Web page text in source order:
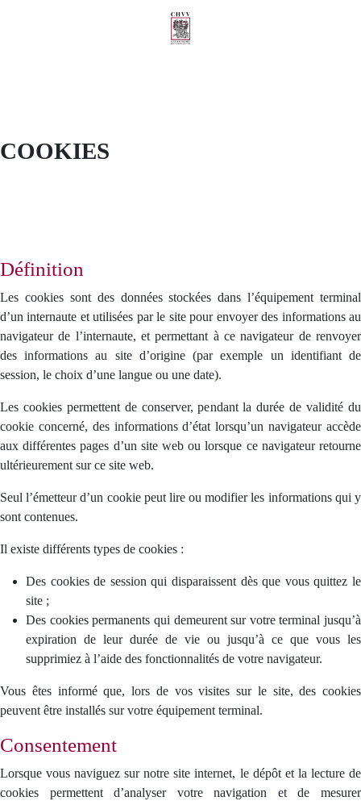
COOKIES
Définition
Les cookies sont des données stockées dans l’équipement terminal
d’un internaute et utilisées par le site pour envoyer des informations au
navigateur de l’internaute, et permettant à ce navigateur de renvoyer
des informations au site d’origine (par exemple un identifiant de
session, le choix d’une langue ou une date).
Les cookies permettent de conserver, pendant la durée de validité du
cookie concerné, des informations d’état lorsqu’un navigateur accède
aux différentes pages d’un site web ou lorsque ce navigateur retourne
ultérieurement sur ce site web.
Seul l’émetteur d’un cookie peut lire ou modifier les informations qui y
sont contenues.
Il existe différents types de cookies :
Des cookies de session qui disparaissent dès que vous quittez le
site ;
Des cookies permanents qui demeurent sur votre terminal jusqu’à
expiration de leur durée de vie ou jusqu’à ce que vous les
supprimiez à l’aide des fonctionnalités de votre navigateur.
Vous êtes informé que, lors de vos visites sur le site, des cookies
peuvent être installés sur votre équipement terminal.
Consentement
Lorsque vous naviguez sur notre site internet, le dépôt et la lecture de
cookies permettent d’analyser votre navigation et de mesurer